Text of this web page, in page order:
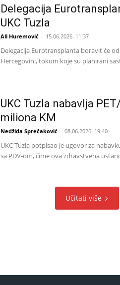
Delegacija
UKC Tuzla
Ali Huremović - 15.06.2026. 11:37
Delegacija Eurotransplanta boravit će
Hercegovini, tokom koje su planirani
UKC Tuzla nabavlja
miliona KM
Nedžida Sprečaković - 08.06.2026. 19:40
UKC Tuzla potpisao je ugovor za
sa PDV-om, čime ova zdravstvena
Učitati više